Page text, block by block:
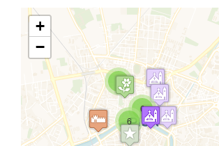
Travelers' Map is loading...
If you see this after your page is
loaded completely, leafletJS files
6
6
+
−